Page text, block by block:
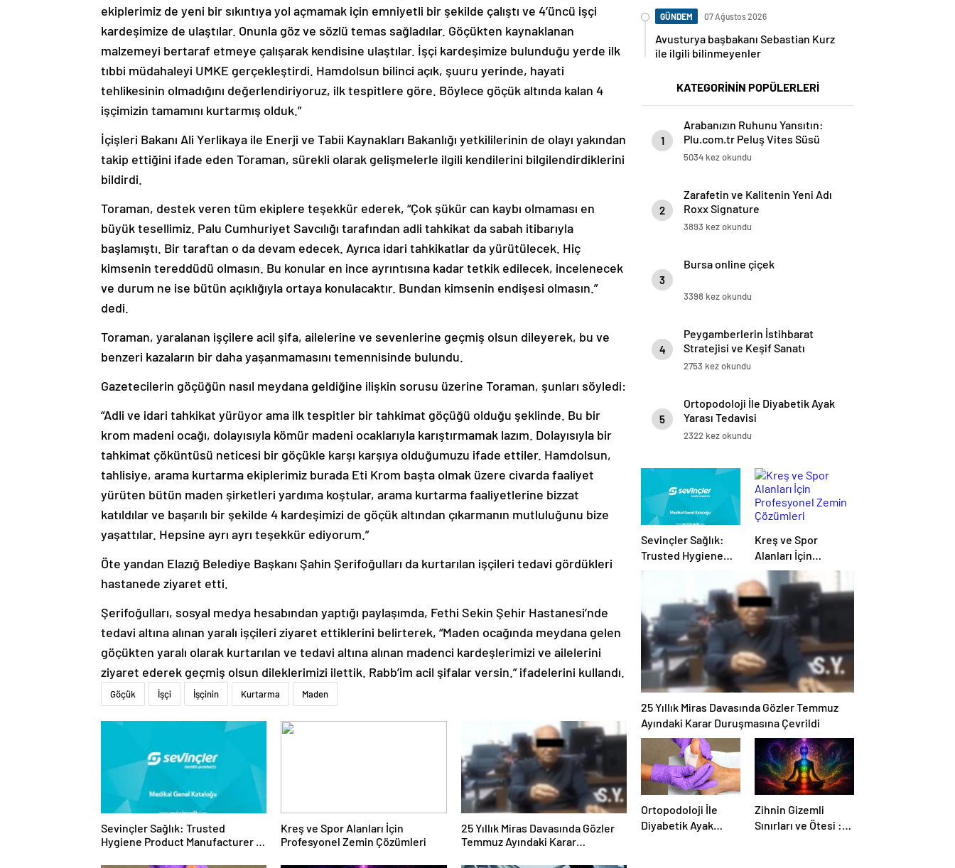
ekiplerimiz de yeni bir sıkıntıya yol açmamak için emniyetli bir şekilde çalıştı ve 4’üncü işçi
kardeşimize de ulaştılar. Onunla göz ve sözlü temas sağladılar. Göçükten kaynaklanan
malzemeyi bertaraf etmeye çalışarak kendisine ulaştılar. İşçi kardeşimize bulunduğu yerde ilk
tıbbi müdahaleyi UMKE gerçekleştirdi. Hamdolsun bilinci açık, şuuru yerinde, hayati
tehlikesinin olmadığını değerlendiriyoruz, ilk tespitlere göre. Böylece göçük altında kalan 4
işçimizin tamamını kurtarmış olduk.”
İçişleri Bakanı Ali Yerlikaya ile Enerji ve Tabii Kaynakları Bakanlığı yetkililerinin de olayı yakından
takip ettiğini ifade eden Toraman, sürekli olarak gelişmelerle ilgili kendilerini bilgilendirdiklerini
bildirdi.
Toraman, destek veren tüm ekiplere teşekkür ederek, “Çok şükür can kaybı olmaması en
büyük tesellimiz. Palu Cumhuriyet Savcılığı tarafından adli tahkikat da sabah itibarıyla
başlamıştı. Bir taraftan o da devam edecek. Ayrıca idari tahkikatlar da yürütülecek. Hiç
kimsenin tereddüdü olmasın. Bu konular en ince ayrıntısına kadar tetkik edilecek, incelenecek
ve durum ne ise bütün açıklığıyla ortaya konulacaktır. Bundan kimsenin endişesi olmasın.”
dedi.
Toraman, yaralanan işçilere acil şifa, ailelerine ve sevenlerine geçmiş olsun dileyerek, bu ve
benzeri kazaların bir daha yaşanmamasını temennisinde bulundu.
Gazetecilerin göçüğün nasıl meydana geldiğine ilişkin sorusu üzerine Toraman, şunları söyledi:
“Adli ve idari tahkikat yürüyor ama ilk tespitler bir tahkimat göçüğü olduğu şeklinde. Bu bir
krom madeni ocağı, dolayısıyla kömür madeni ocaklarıyla karıştırmamak lazım. Dolayısıyla bir
tahkimat çöküntüsü neticesi bir göçükle karşı karşıya olduğumuzu ifade ettiler. Hamdolsun,
tahlisiye, arama kurtarma ekiplerimiz burada Eti Krom başta olmak üzere civarda faaliyet
yürüten bütün maden şirketleri yardıma koştular, arama kurtarma faaliyetlerine bizzat
katıldılar ve başarılı bir şekilde 4 kardeşimizi de göçük altından çıkarmanın mutluluğunu bize
yaşattılar. Hepsine ayrı ayrı teşekkür ediyorum.”
Öte yandan Elazığ Belediye Başkanı Şahin Şerifoğulları da kurtarılan işçileri tedavi gördükleri
hastanede ziyaret etti.
Şerifoğulları, sosyal medya hesabından yaptığı paylaşımda, Fethi Sekin Şehir Hastanesi’nde
tedavi altına alınan yaralı işçileri ziyaret ettiklerini belirterek, “Maden ocağında meydana gelen
göçükten yaralı olarak kurtarılan ve tedavi altına alınan madenci kardeşlerimizi ve ailelerini
ziyaret ederek geçmiş olsun dileklerimizi ilettik. Rabb’im acil şifalar versin.” ifadelerini kullandı.
Göçük İşçi İşçinin Kurtarma Maden
Sevinçler Sağlık: Trusted
Hygiene Product Manufacturer in
Kreş ve Spor Alanları İçin
Profesyonel Zemin Çözümleri
25 Yıllık Miras Davasında Gözler
Temmuz Ayındaki Karar
GÜNDEM 07 Ağustos 2026
Avusturya başbakanı Sebastian Kurz
ile ilgili bilinmeyenler
KATEGORİNİN POPÜLERLERİ
1
Arabanızın Ruhunu Yansıtın:
Plu.com.tr Peluş Vites Süsü
Modelleri
5034 kez okundu
2
Zarafetin ve Kalitenin Yeni Adı
Roxx Signature
3893 kez okundu
3
Bursa online çiçek
3398 kez okundu
4
Peygamberlerin İstihbarat
Stratejisi ve Keşif Sanatı
2753 kez okundu
5
Ortopodoloji İle Diyabetik Ayak
Yarası Tedavisi
2322 kez okundu
Sevinçler Sağlık:
Trusted Hygiene
Product
Manufacturer in
Turkey
Kreş ve Spor
Alanları İçin
Profesyonel Zemin
Çözümleri
25 Yıllık Miras Davasında Gözler Temmuz
Ayındaki Karar Duruşmasına Çevrildi
Ortopodoloji İle
Diyabetik Ayak
Zihnin Gizemli
Sınırları ve Ötesi :